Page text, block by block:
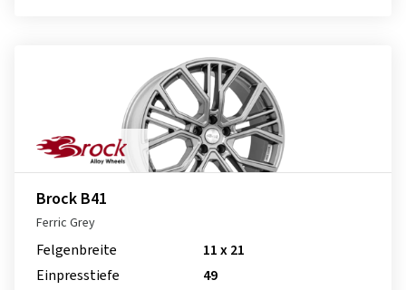
Brock B41
Ferric Grey
Felgenbreite
11 x 21
Einpresstiefe
49